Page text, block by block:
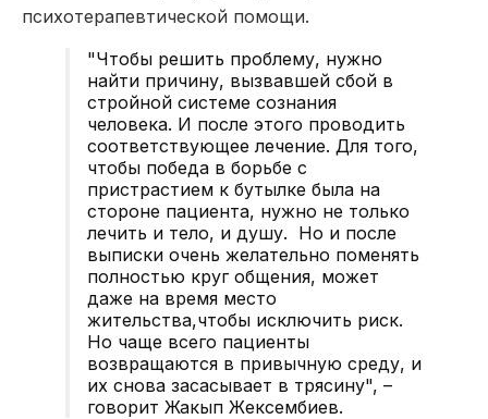
психотерапевтической помощи.
"Чтобы решить проблему, нужно
найти причину, вызвавшей сбой в
стройной системе сознания
человека. И после этого проводить
соответствующее лечение. Для того,
чтобы победа в борьбе с
пристрастием к бутылке была на
стороне пациента, нужно не только
лечить и тело, и душу. Но и после
выписки очень желательно поменять
полностью круг общения, может
даже на время место
жительства,чтобы исключить риск.
Но чаще всего пациенты
возвращаются в привычную среду, и
их снова засасывает в трясину", –
говорит Жакып Жексембиев.